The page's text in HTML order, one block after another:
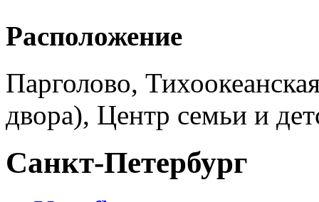
Расположение
Парголово,
двора), Центр семьи и
Санкт-Петербург